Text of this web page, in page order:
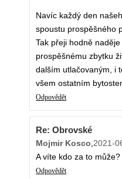
Navíc každý den
spoustu prospěšného
Tak přeji hodně
prospěšnému zbytku
dalším utlačovaným, i
všem ostatním
Odpovědět
Re: Obrovské
Mojmir Kosco,2021-
A víte kdo za to může?
Odpovědět